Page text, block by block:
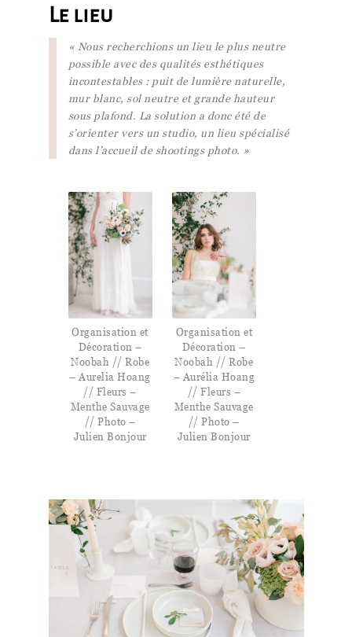
Le lieu
« Nous recherchions un lieu le plus neutre
possible avec des qualités esthétiques
incontestables : puit de lumière naturelle,
mur blanc, sol neutre et grande hauteur
sous plafond. La solution a donc été de
s’orienter vers un studio, un lieu spécialisé
dans l’accueil de shootings photo. »
Organisation et
Décoration –
Noobah // Robe
– Aurelia Hoang
// Fleurs –
Menthe Sauvage
// Photo –
Julien Bonjour
Organisation et
Décoration –
Noobah // Robe
– Aurélia Hoang
// Fleurs –
Menthe Sauvage
// Photo –
Julien Bonjour